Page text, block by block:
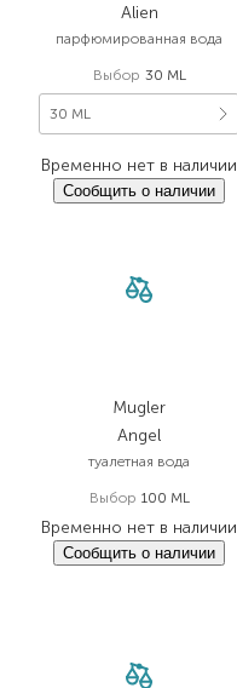
Alien
парфюмированная вода
Выбор 30 ML
30 ML
Временно нет в наличии
Сообщить о наличии
Mugler
Angel
туалетная вода
Выбор 100 ML
Временно нет в наличии
Сообщить о наличии